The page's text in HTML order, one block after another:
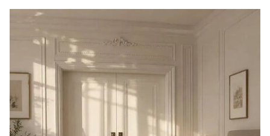
Пресс-
О
Metro
Стримы
Спецпроекты
Звезды